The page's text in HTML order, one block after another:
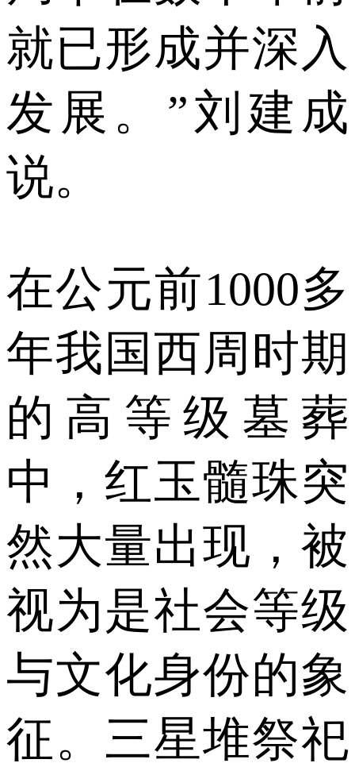
就已形成并深入
发展。”刘建成
说。
在公元前1000多
年我国西周时期
的高等级墓葬
中，红玉髓珠突
然大量出现，被
视为是社会等级
与文化身份的象
征。三星堆祭祀